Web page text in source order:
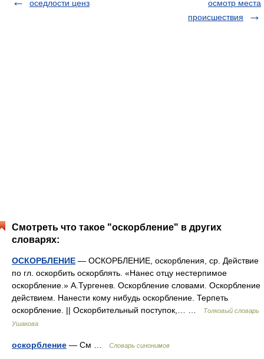
оседлости ценз
осмотр места
происшествия
Смотреть что такое "оскорбление" в других
словарях:
ОСКОРБЛЕНИЕ — ОСКОРБЛЕНИЕ, оскорбления, ср. Действие
по гл. оскорбить оскорблять. «Нанес отцу нестерпимое
оскорбление.» А.Тургенев. Оскорбление словами. Оскорбление
действием. Нанести кому нибудь оскорбление. Терпеть
оскорбление. || Оскорбительный поступок,… …
Толковый словарь
Ушакова
оскорбление — См … Словарь синонимов